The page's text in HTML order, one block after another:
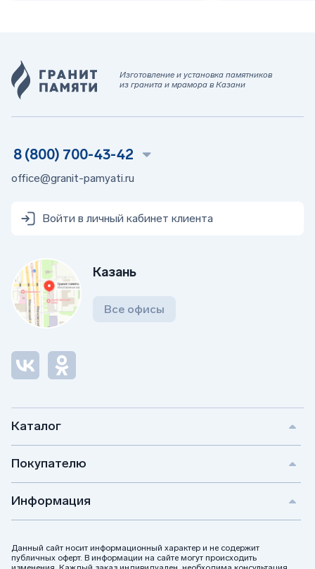
Изготовление и установка памятников
из гранита и мрамора в Казани
Каталог
Покупателю
Информация
Данный сайт носит информационный характер и не содержит
публичных оферт. В информации на сайте могут происходить
8 (800) 700-43-42
office@granit-pamyati.ru
Войти в личный кабинет клиента
Казань
Все офисы